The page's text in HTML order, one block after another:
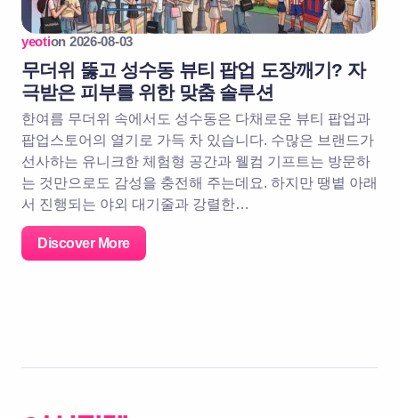
yeotion 2026-08-03
무더위 뚫고 성수동 뷰티 팝업 도장깨기? 자
극받은 피부를 위한 맞춤 솔루션
한여름 무더위 속에서도 성수동은 다채로운 뷰티 팝업과
팝업스토어의 열기로 가득 차 있습니다. 수많은 브랜드가
선사하는 유니크한 체험형 공간과 웰컴 기프트는 방문하
는 것만으로도 감성을 충전해 주는데요. 하지만 땡볕 아래
서 진행되는 야외 대기줄과 강렬한…
Discover More